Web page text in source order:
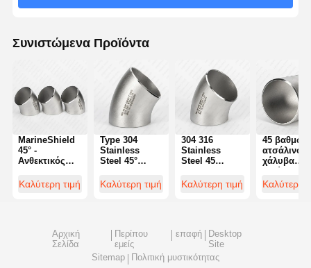
Συνιστώμενα Προϊόντα
MarineShield
45° -
Ανθεκτικός
διάβρωση
αγκώνα για
Καλύτερη τιμή
Type 304
Stainless
Steel 45°
Weld Fitting |
Specifications
Καλύτερη τιμή
304 316
Stainless
Steel 45
Butt Weld
Supplier
Καλύτερη τιμή
45 βαθμών
ατσάλινου
χάλυβα
αγκώνα:
Καλύτερη
Αρχική
Σελίδα
Περίπου
εμείς
επαφή
Desktop
Site
Sitemap
Πολιτική μυστικότητας